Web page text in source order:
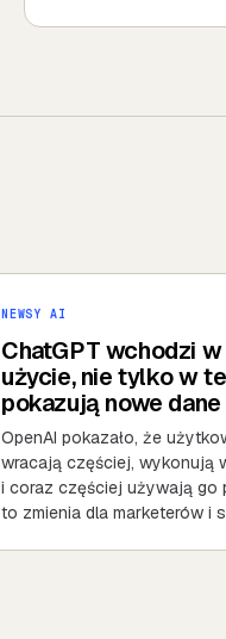
NEWSY AI
ChatGPT wchodzi
użycie, nie tylko w
pokazują nowe
OpenAI pokazało, że
wracają częściej, wykonują
i coraz częściej używają go
to zmienia dla marketerów i